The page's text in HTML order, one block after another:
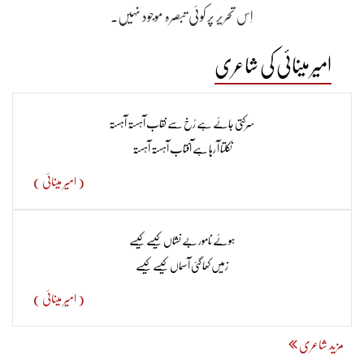
اِس تحریر پر کوئی تبصرہ موجود نہیں۔
امیر مینائی کی شاعری
سَرَکتی جائے ہے رُخ سے نقاب آہستہ آہستہ
نکلتا آ رہا ہے آفتاب آہستہ آہستہ
( امیر مینائی )
ہوئے نامور بے نشاں کیسے کیسے
زمیں کھا گئی آسماں کیسے کیسے
( امیر مینائی )
مزید شاعری